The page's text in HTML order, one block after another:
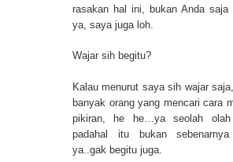
rasakan hal ini, bukan Anda saja
ya, saya juga loh.
Wajar sih begitu?
Kalau menurut saya sih wajar
banyak orang yang mencari cara
pikiran, he he…ya seolah olah
padahal itu bukan
ya..gak begitu juga.